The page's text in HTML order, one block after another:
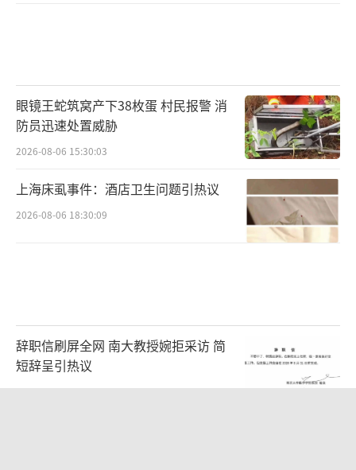
眼镜王蛇筑窝产下38枚蛋 村民报警 消
防员迅速处置威胁
2026-08-06 15:30:03
上海床虱事件：酒店卫生问题引热议
2026-08-06 18:30:09
辞职信刷屏全网 南大教授婉拒采访 简
短辞呈引热议
2026-08-07 10:29:54